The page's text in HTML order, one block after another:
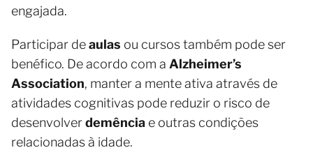
engajada.
Participar deaulas ou cursos também pode ser
benéfico. De acordo com a Alzheimer’s
Association, manter a mente ativa através de
atividades cognitivas pode reduzir o risco de
desenvolverdemência e outras condições
relacionadas à idade.